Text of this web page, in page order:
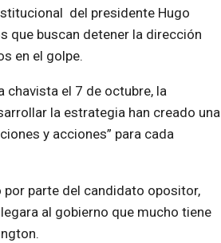
del presidente Hugo
que buscan detener la dirección
en el golpe.
chavista el 7 de octubre, la
la estrategia han creado una
y acciones” para cada
parte del candidato opositor,
al gobierno que mucho tiene